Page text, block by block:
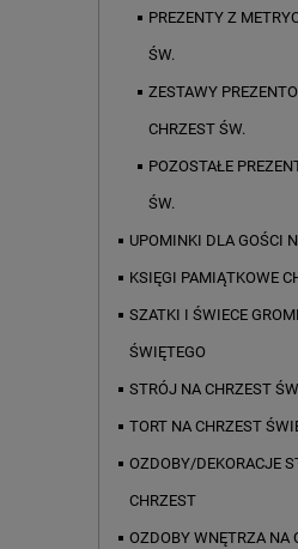
PREZENTY Z
ŚW.
ZESTAWY
CHRZEST ŚW.
POZOSTAŁE
ŚW.
UPOMINKI DLA GOŚCI
KSIĘGI PAMIĄTKOWE
SZATKI I ŚWIECE
ŚWIĘTEGO
STRÓJ NA CHRZEST
TORT NA CHRZEST
OZDOBY/DEKORACJE
CHRZEST
OZDOBY WNĘTRZA NA